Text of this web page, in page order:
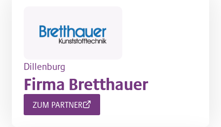
Dillenburg
Firma Bretthauer
ZUM PARTNER